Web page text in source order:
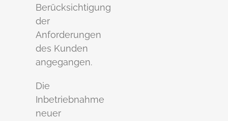
Berücksichtigung
der
Anforderungen
des Kunden
angegangen.
Die
Inbetriebnahme
neuer